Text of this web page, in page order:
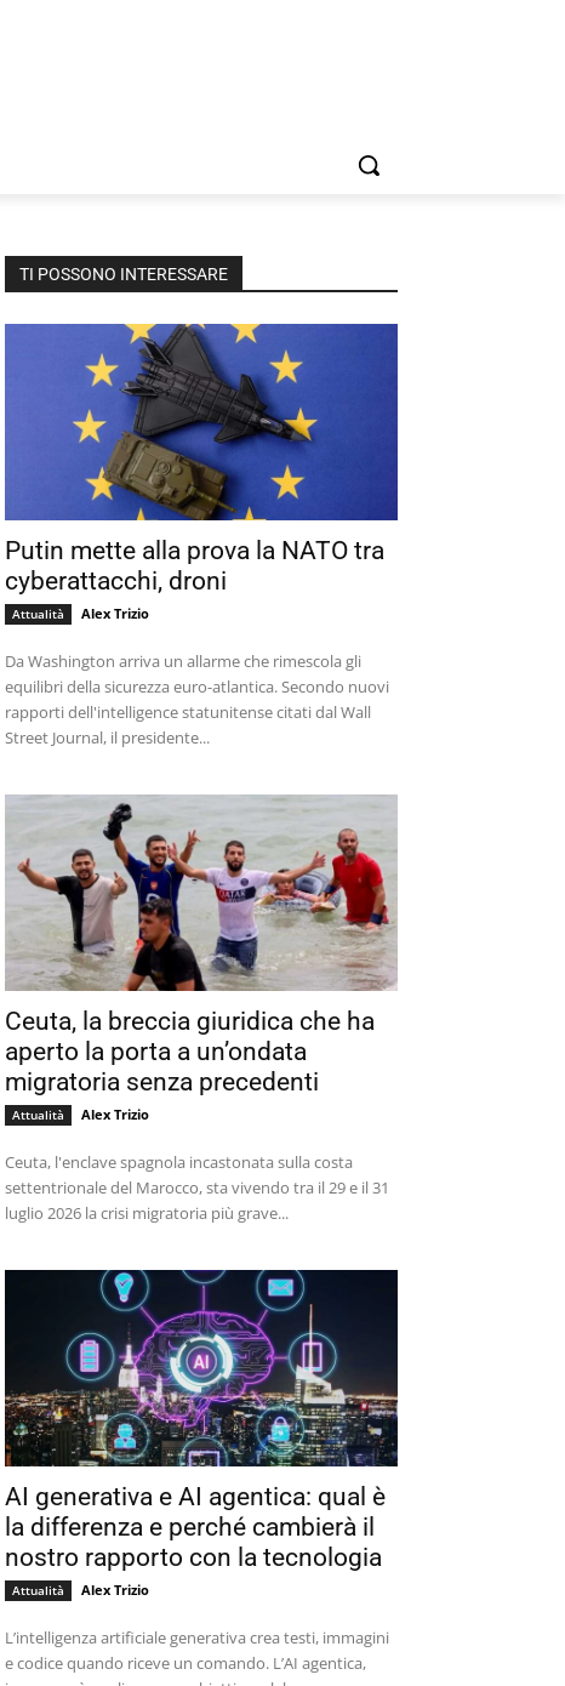
TI POSSONO INTERESSARE
Putin mette alla prova la NATO tra
cyberattacchi, droni
Attualità Alex Trizio
Da Washington arriva un allarme che rimescola gli
equilibri della sicurezza euro-atlantica. Secondo nuovi
rapporti dell'intelligence statunitense citati dal Wall
Street Journal, il presidente...
Ceuta, la breccia giuridica che ha
aperto la porta a un’ondata
migratoria senza precedenti
Attualità Alex Trizio
Ceuta, l'enclave spagnola incastonata sulla costa
settentrionale del Marocco, sta vivendo tra il 29 e il 31
luglio 2026 la crisi migratoria più grave...
AI generativa e AI agentica: qual è
la differenza e perché cambierà il
nostro rapporto con la tecnologia
Attualità Alex Trizio
L’intelligenza artificiale generativa crea testi, immagini
e codice quando riceve un comando. L’AI agentica,